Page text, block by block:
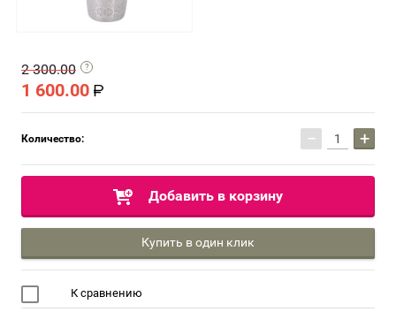
2 300.00
1 600.00
Количество: − +
Добавить в корзину
Купить в один клик
К сравнению